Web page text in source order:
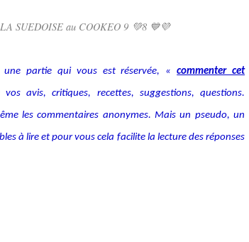
SUEDOISE au COOKEO 9 💚8 💙💜
une partie qui vous est réservée, «commenter cet
avis, critiques, recettes, suggestions, questions.
les commentaires anonymes. Mais un pseudo, un
à lire et pour vous cela facilite la lecture des réponses